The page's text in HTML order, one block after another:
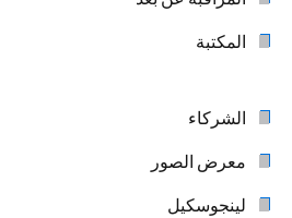
المكتبة
الشركاء
معرض الصور
لينجوسكيل